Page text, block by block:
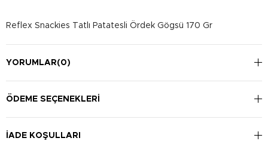
Reflex Snackies Tatlı Patatesli Ördek Gögsü 170 Gr
YORUMLAR(0)
ÖDEME SEÇENEKLERI
İADE KOŞULLARI